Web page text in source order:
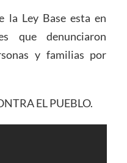
la Ley Base esta en
que denunciaron
y familias por
EL PUEBLO.